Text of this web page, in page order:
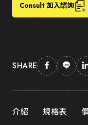
Consult 加入諮詢
SHARE
介紹 規格表